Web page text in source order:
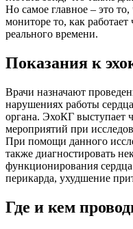
Но самое главное – это
мониторе то, как
реального времени.
Показания к
Врачи назначают
нарушениях работы
органа. ЭхоКГ выступает
мероприятий при
При помощи данного
также диагностировать
функционирования
перикарда, ухудшение
Где и кем